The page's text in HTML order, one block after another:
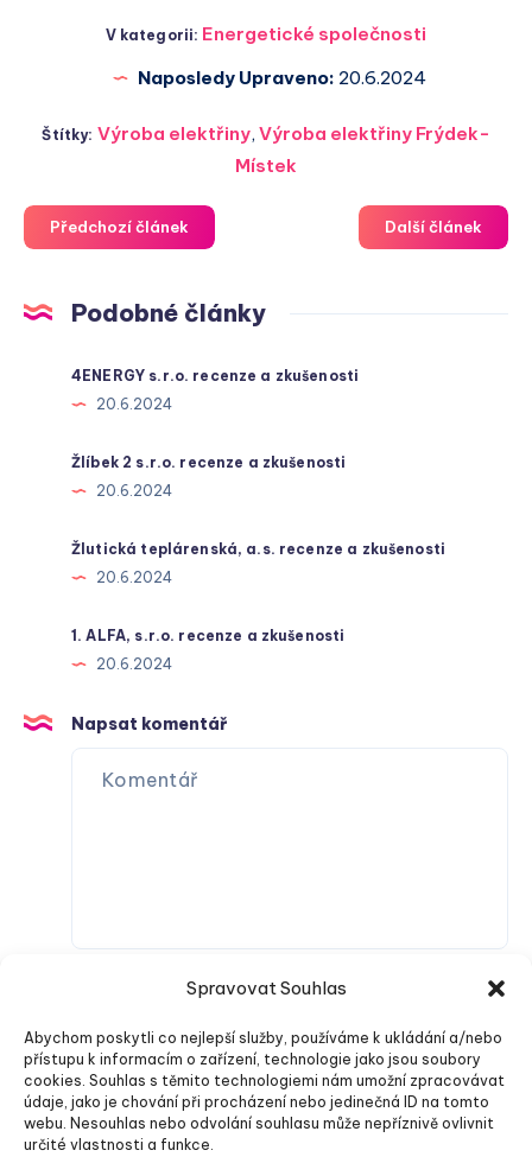
Spravovat Souhlas
Abychom poskytli co nejlepší služby, používáme k ukládání a/nebo
přístupu k informacím o zařízení, technologie jako jsou soubory
cookies. Souhlas s těmito technologiemi nám umožní zpracovávat
údaje, jako je chování při procházení nebo jedinečná ID na tomto
webu. Nesouhlas nebo odvolání souhlasu může nepříznivě ovlivnit
určité vlastnosti a funkce.
V kategorii: Energetické společnosti
Naposledy Upraveno: 20.6.2024
Štítky: Výroba elektřiny, Výroba elektřiny Frýdek-
Místek
Předchozí článek Další článek
Podobné články
4ENERGY s.r.o. recenze a zkušenosti
20.6.2024
Žlíbek 2 s.r.o. recenze a zkušenosti
20.6.2024
Žlutická teplárenská, a.s. recenze a zkušenosti
20.6.2024
1. ALFA, s.r.o. recenze a zkušenosti
20.6.2024
Napsat komentář
Odeslat komentář